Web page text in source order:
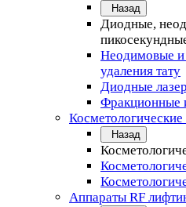
Назад
Диодные,
Неодимовые и
удаления тату
Диодные
Фракционные
Назад
Аппараты RF